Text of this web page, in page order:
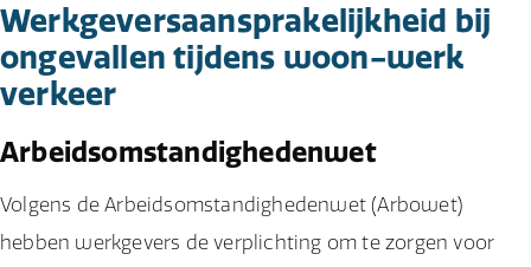
Werkgeversaansprakelijkheid bij
ongevallen tijdens woon-werk
verkeer
Arbeidsomstandighedenwet
Volgens de Arbeidsomstandighedenwet (Arbowet)
hebben werkgevers de verplichting om te zorgen voor